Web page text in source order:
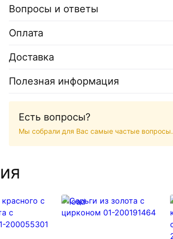
Вопросы и ответы
Оплата
Доставка
Полезная информация
Есть вопросы?
Мы собрали для Вас самые частые вопросы.